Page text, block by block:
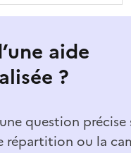
aide
?
question précise
répartition ou la